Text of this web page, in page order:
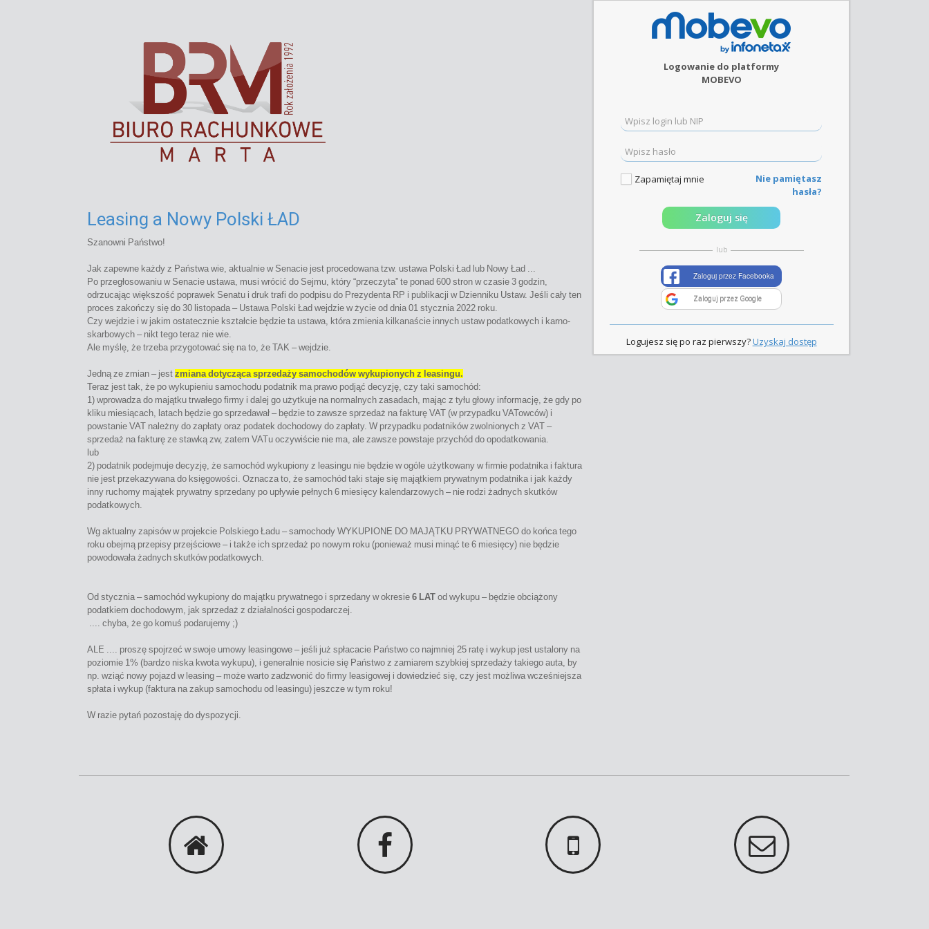
Logowanie do platformy
MOBEVO
Zapamiętaj mnie
Nie pamiętasz
hasła?
Zaloguj się
lub
Zaloguj przez Facebooka
Zaloguj przez Google
Logujesz się po raz pierwszy?Uzyskaj dostęp
Leasing a Nowy Polski ŁAD
Szanowni Państwo!
Jak zapewne każdy z Państwa wie, aktualnie w Senacie jest procedowana tzw. ustawa Polski Ład lub Nowy Ład ...
Po przegłosowaniu w Senacie ustawa, musi wrócić do Sejmu, który “przeczyta” te ponad 600 stron w czasie 3 godzin,
odrzucając większość poprawek Senatu i druk trafi do podpisu do Prezydenta RP i publikacji w Dzienniku Ustaw. Jeśli cały ten
proces zakończy się do 30 listopada – Ustawa Polski Ład wejdzie w życie od dnia 01 stycznia 2022 roku.
Czy wejdzie i w jakim ostatecznie kształcie będzie ta ustawa, która zmienia kilkanaście innych ustaw podatkowych i karno-
skarbowych – nikt tego teraz nie wie.
Ale myślę, że trzeba przygotować się na to, że TAK – wejdzie.
Jedną ze zmian – jestzmiana dotycząca sprzedaży samochodów wykupionych z leasingu.
Teraz jest tak, że po wykupieniu samochodu podatnik ma prawo podjąć decyzję, czy taki samochód:
1) wprowadza do majątku trwałego firmy i dalej go użytkuje na normalnych zasadach, mając z tyłu głowy informację, że gdy po
kliku miesiącach, latach będzie go sprzedawał – będzie to zawsze sprzedaż na fakturę VAT (w przypadku VATowców) i
powstanie VAT należny do zapłaty oraz podatek dochodowy do zapłaty. W przypadku podatników zwolnionych z VAT –
sprzedaż na fakturę ze stawką zw, zatem VATu oczywiście nie ma, ale zawsze powstaje przychód do opodatkowania.
lub
2) podatnik podejmuje decyzję, że samochód wykupiony z leasingu nie będzie w ogóle użytkowany w firmie podatnika i faktura
nie jest przekazywana do księgowości. Oznacza to, że samochód taki staje się majątkiem prywatnym podatnika i jak każdy
inny ruchomy majątek prywatny sprzedany po upływie pełnych 6 miesięcy kalendarzowych – nie rodzi żadnych skutków
podatkowych.
Wg aktualny zapisów w projekcie Polskiego Ładu – samochody WYKUPIONE DO MAJĄTKU PRYWATNEGO do końca tego
roku obejmą przepisy przejściowe – i także ich sprzedaż po nowym roku (ponieważ musi minąć te 6 miesięcy) nie będzie
powodowała żadnych skutków podatkowych.
Od stycznia – samochód wykupiony do majątku prywatnego i sprzedany w okresie6 LATod wykupu – będzie obciążony
podatkiem dochodowym, jak sprzedaż z działalności gospodarczej.
.... chyba, że go komuś podarujemy ;)
ALE .... proszę spojrzeć w swoje umowy leasingowe – jeśli już spłacacie Państwo co najmniej 25 ratę i wykup jest ustalony na
poziomie 1% (bardzo niska kwota wykupu), i generalnie nosicie się Państwo z zamiarem szybkiej sprzedaży takiego auta, by
np. wziąć nowy pojazd w leasing – może warto zadzwonić do firmy leasigowej i dowiedzieć się, czy jest możliwa wcześniejsza
spłata i wykup (faktura na zakup samochodu od leasingu) jeszcze w tym roku!
W razie pytań pozostaję do dyspozycji.